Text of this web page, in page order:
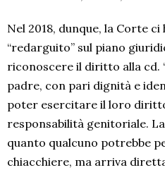
Nel 2018, dunque, la Corte
“redarguito” sul piano
riconoscere il diritto alla cd.
padre, con pari dignità e
poter esercitare il loro
responsabilità genitoriale.
quanto qualcuno potrebbe
chiacchiere, ma arriva